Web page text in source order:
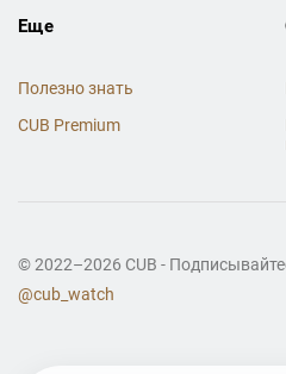
Еще
Полезно знать
CUB Premium
© 2022–2026 CUB -
@cub_watch